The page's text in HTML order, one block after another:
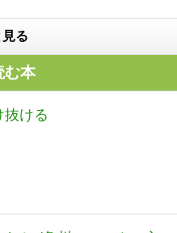
見る
む本
抜ける